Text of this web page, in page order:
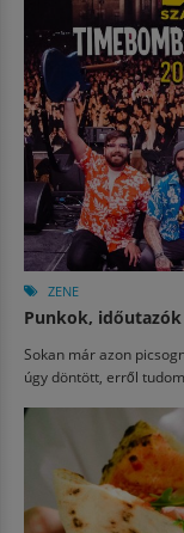
ZENE
Punkok,
Sokan már azon
úgy döntött, erről